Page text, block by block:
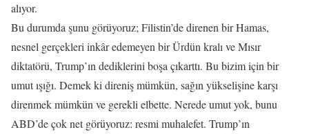
alıyor.
Bu durumda şunu görüyoruz; Filistin’de direnen bir Hamas,
nesnel gerçekleri inkâr edemeyen bir Ürdün kralı ve Mısır
diktatörü, Trump’ın dediklerini boşa çıkarttı. Bu bizim için bir
umut ışığı. Demek ki direniş mümkün, sağın yükselişine karşı
direnmek mümkün ve gerekli elbette. Nerede umut yok, bunu
ABD’de çok net görüyoruz: resmi muhalefet. Trump’ın